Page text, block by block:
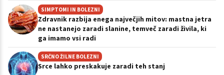
SIMPTOMI IN BOLEZNI
Zdravnik razbija enega največjih mitov: mastna jetra
ne nastanejo zaradi slanine, temveč zaradi živila, ki
ga imamo vsi radi
SRČNO ŽILNE BOLEZNI
Srce lahko preskakuje zaradi teh stanj